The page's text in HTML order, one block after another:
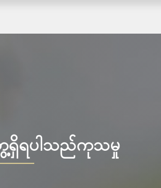
ရှိရပါသည်ကုသမှု